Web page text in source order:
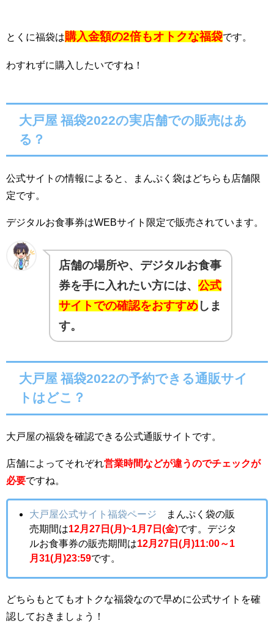
とくに福袋は購入金額の2倍もオトクな福袋です。
わすれずに購入したいですね！
大戸屋 福袋2022の実店舗での販売はあ
る？
公式サイトの情報によると、まんぷく袋はどちらも店舗限
定です。
デジタルお食事券はWEBサイト限定で販売されています。
店舗の場所や、デジタルお食事
券を手に入れたい方には、公式
サイトでの確認をおすすめ しま
す。
大戸屋 福袋2022の予約できる通販サイ
トはどこ？
大戸屋の福袋を確認できる公式通販サイトです。
店舗によってそれぞれ営業時間などが違うのでチェックが
必要ですね。
大戸屋公式サイト福袋ページ まんぷく袋の販
売期間は12月27日(月)~1月7日(金)です。デジタ
ルお食事券の販売期間は12 月27日(月)11:00～1
月31(月)23:59です
どちらもとてもオトクな福袋なので早めに公式サイトを確
認しておきましょう！